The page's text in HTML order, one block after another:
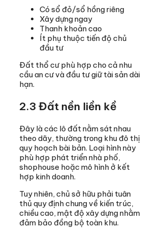
Có sổ đỏ/sổ hồng riêng
Xây dựng ngay
Thanh khoản cao
Ít phụ thuộc tiến độ chủ
đầu tư
Đất thổ cư phù hợp cho cả nhu
cầu an cư và đầu tư giữ tài sản dài
hạn.
2.3 Đất nền liền kề
Đây là các lô đất nằm sát nhau
theo dãy, thường trong khu đô thị
quy hoạch bài bản. Loại hình này
phù hợp phát triển nhà phố,
shophouse hoặc mô hình ở kết
hợp kinh doanh.
Tuy nhiên, chủ sở hữu phải tuân
thủ quy định chung về kiến trúc,
chiều cao, mật độ xây dựng nhằm
đảm bảo đồng bộ toàn khu.